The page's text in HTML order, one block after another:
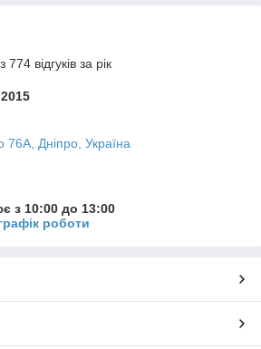
відгуків за рік
76А, Дніпро, Україна
з 10:00 до 13:00
роботи